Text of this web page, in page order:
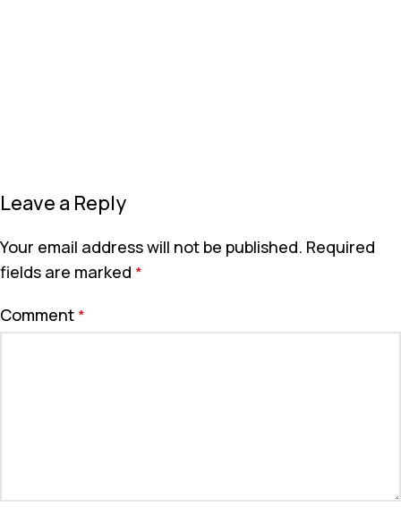
Leave a Reply
Your email address will not be published. Required
fields are marked *
Comment *